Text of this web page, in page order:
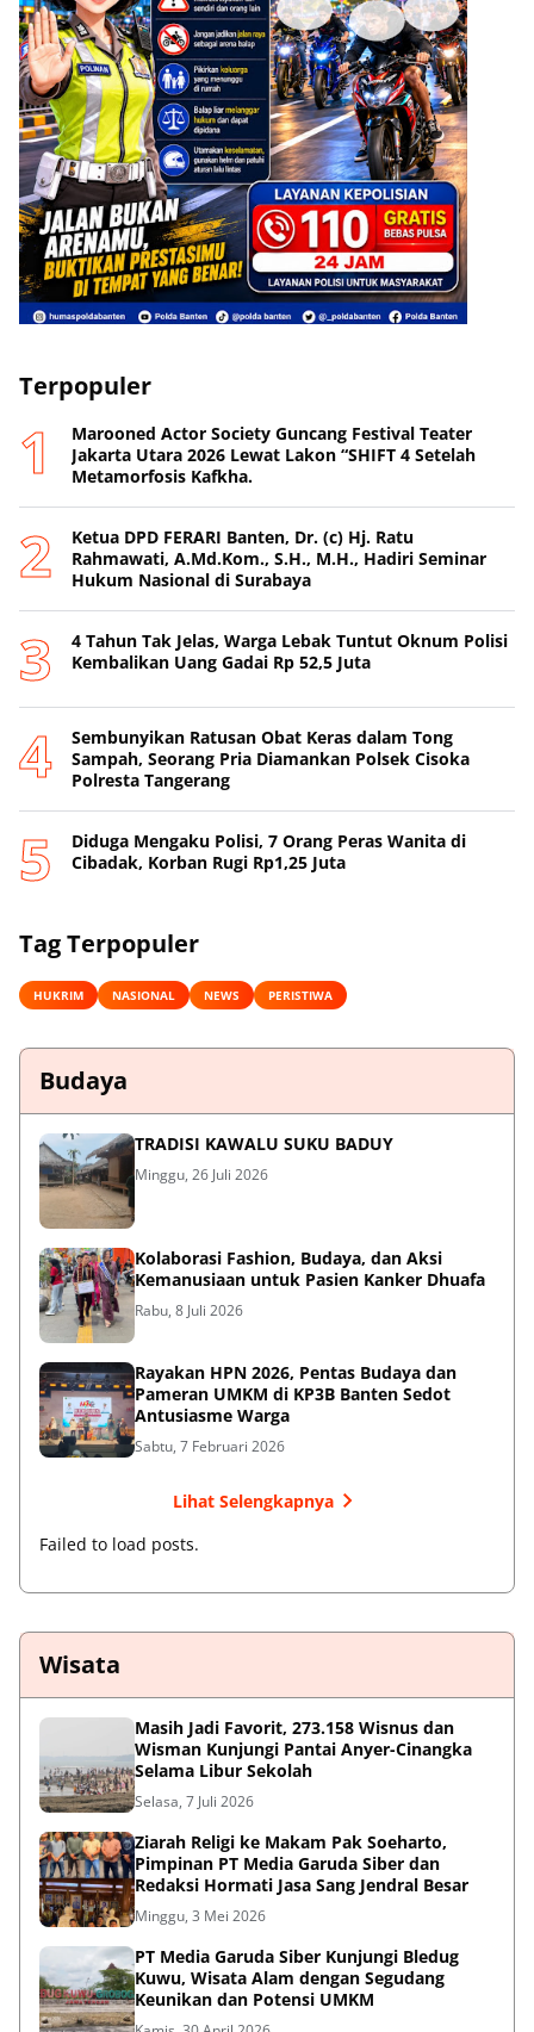
ADVERTISEMENT
Terpopuler
Marooned Actor Society Guncang Festival Teater
Jakarta Utara 2026 Lewat Lakon “SHIFT 4 Setelah
Metamorfosis Kafkha.
Ketua DPD FERARI Banten, Dr. (c) Hj. Ratu
Rahmawati, A.Md.Kom., S.H., M.H., Hadiri Seminar
Hukum Nasional di Surabaya
4 Tahun Tak Jelas, Warga Lebak Tuntut Oknum Polisi
Kembalikan Uang Gadai Rp 52,5 Juta
Sembunyikan Ratusan Obat Keras dalam Tong
Sampah, Seorang Pria Diamankan Polsek Cisoka
Polresta Tangerang
Diduga Mengaku Polisi, 7 Orang Peras Wanita di
Cibadak, Korban Rugi Rp1,25 Juta
Tag Terpopuler
HUKRIM NASIONAL NEWS PERISTIWA
Budaya
TRADISI KAWALU SUKU BADUY
Minggu, 26 Juli 2026
Kolaborasi Fashion, Budaya, dan Aksi
Kemanusiaan untuk Pasien Kanker Dhuafa
Rabu, 8 Juli 2026
Rayakan HPN 2026, Pentas Budaya dan
Pameran UMKM di KP3B Banten Sedot
Antusiasme Warga
Sabtu, 7 Februari 2026
Lihat Selengkapnya
Failed to load posts.
Wisata
Masih Jadi Favorit, 273.158 Wisnus dan
Wisman Kunjungi Pantai Anyer-Cinangka
Selama Libur Sekolah
Selasa, 7 Juli 2026
Ziarah Religi ke Makam Pak Soeharto,
Pimpinan PT Media Garuda Siber dan
Redaksi Hormati Jasa Sang Jendral Besar
Minggu, 3 Mei 2026
PT Media Garuda Siber Kunjungi Bledug
Kuwu, Wisata Alam dengan Segudang
Keunikan dan Potensi UMKM